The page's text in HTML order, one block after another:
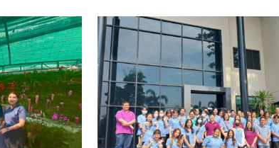
ปกรณ์จำเป็น
Asia, Meat Pro Asia และ HAN
2025 ✨ พบกับผู้ประกอบการจากทั่ว
1,500[…]